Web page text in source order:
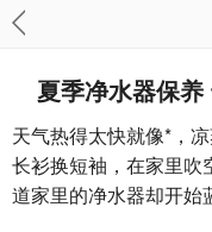
夏季净水器保
天气热得太快就像*，
长衫换短袖，在家里吹
道家里的净水器却开始